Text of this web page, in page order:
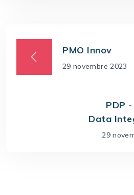
PMO Innov
29 novembre 2023
PDP
Data
29